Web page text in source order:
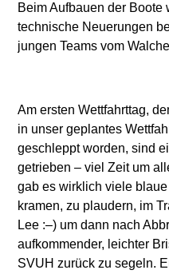
Beim Aufbauen der
technische Neuerungen
jungen Teams vom
Am ersten Wettfahrttag,
in unser geplantes
geschleppt worden, sind
getrieben – viel Zeit um
gab es wirklich viele
kramen, zu plaudern, im
Lee :–) um dann nach
aufkommender, leichter
SVUH zurück zu segeln.